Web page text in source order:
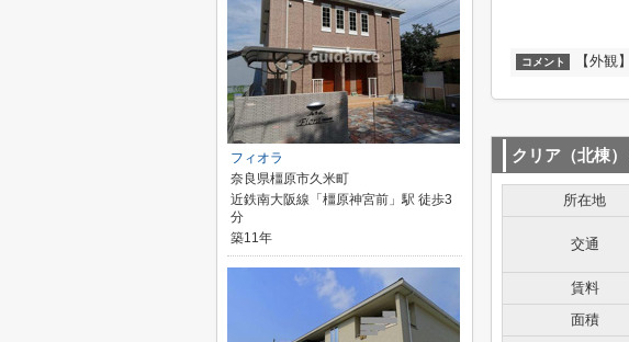
コメント 【外観】
クリア（北棟）
所在地
交通
賃料
面積
フィオラ
奈良県橿原市久米町
近鉄南大阪線「橿原神宮前」駅 徒歩3
分
築11年